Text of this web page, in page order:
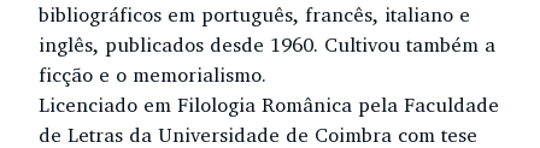
bibliográficos em português, francês, italiano e
inglês, publicados desde 1960. Cultivou também a
ficção e o memorialismo.
Licenciado em Filologia Românica pela Faculdade
de Letras da Universidade de Coimbra com tese